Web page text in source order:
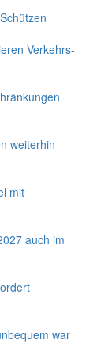
Verkehrs-
weiterhin
mit
auch im
war